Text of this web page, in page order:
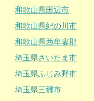
和歌山県田辺市
和歌山県紀の川市
和歌山県西牟婁郡
埼玉県さいたま市
埼玉県ふじみ野市
埼玉県三郷市